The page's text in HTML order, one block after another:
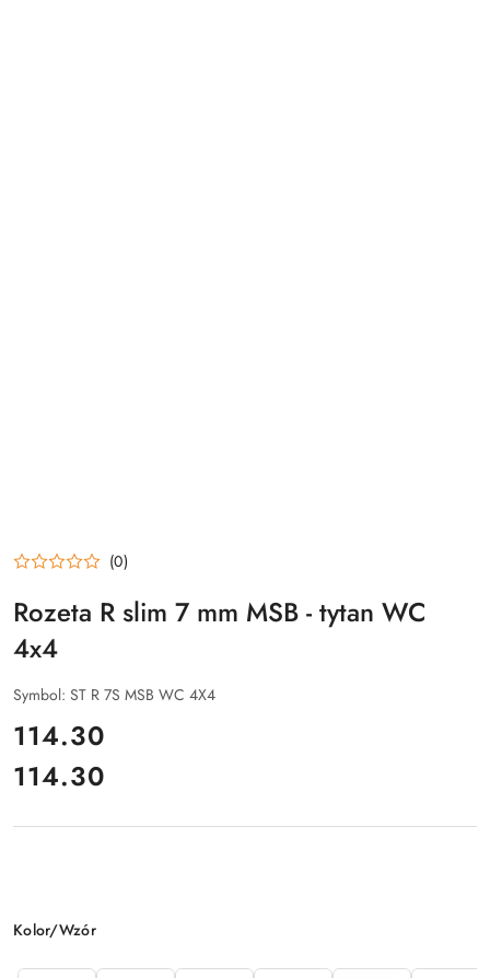
(0)
Rozeta R slim 7 mm MSB - tytan WC
4x4
Symbol: ST R 7S MSB WC 4X4
cena:
114.30
Cena:
114.30
Wariant
Kolor/Wzór